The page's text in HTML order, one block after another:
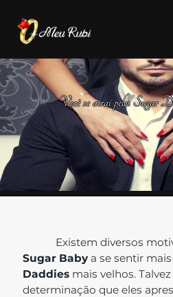
Você se atrai pelos Sugar
Existem diversos
Sugar Baby a se sentir
Daddies mais velhos.
determinação que eles